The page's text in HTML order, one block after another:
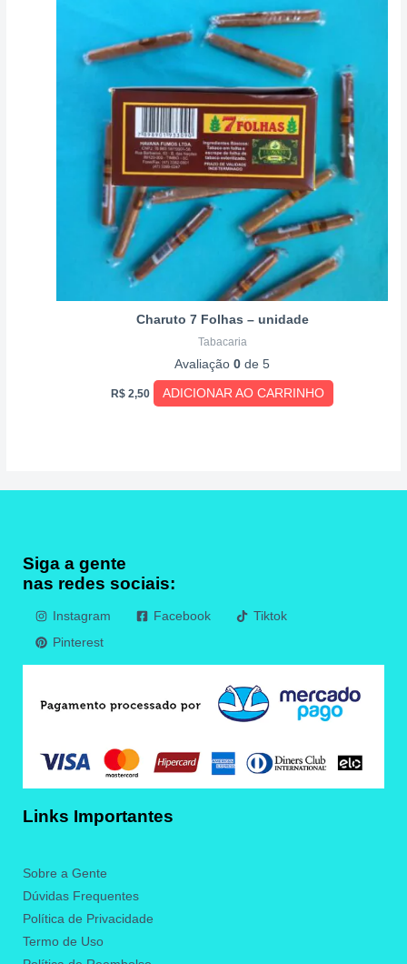
Charuto 7 Folhas – unidade
Tabacaria
Avaliação0 de 5
R$2,50 ADICIONAR AO CARRINHO
Siga a gente
nas redes sociais:
Instagram Facebook
Tiktok
Pinterest
Links Importantes
Sobre a Gente
Dúvidas Frequentes
Política de Privacidade
Termo de Uso